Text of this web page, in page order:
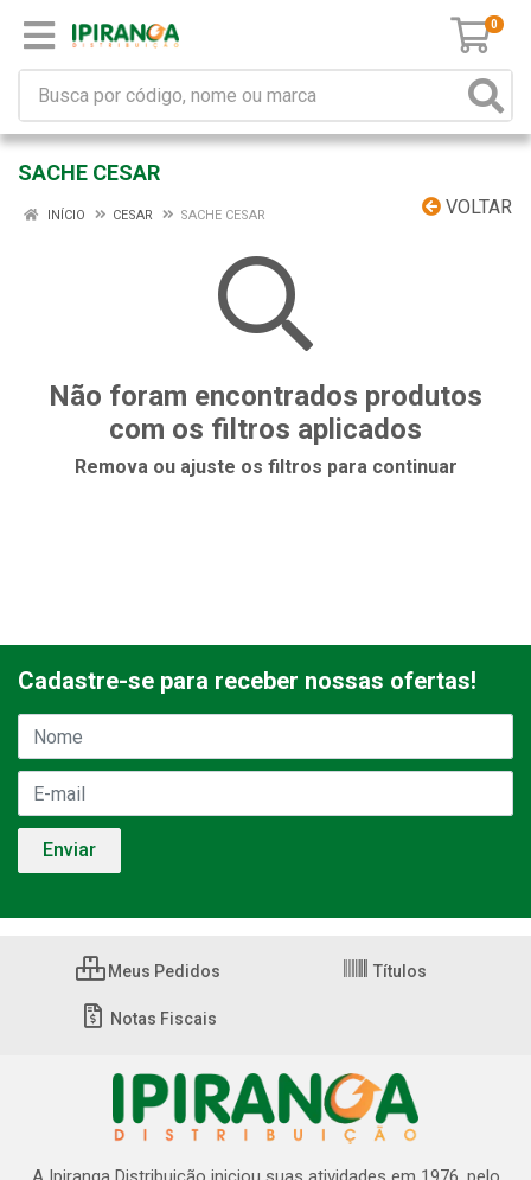
0
SACHE CESAR
VOLTAR
INÍCIO CESAR SACHE CESAR
Não foram encontrados produtos
com os filtros aplicados
Remova ou ajuste os filtros para continuar
Cadastre-se para receber nossas ofertas!
Meus Pedidos Títulos
Notas Fiscais